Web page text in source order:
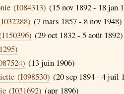
(I084313) (15 nov 1892 - 18 jan
(7 mars 1857 - 8 nov 1948)
(29 oct 1832 - 5 août 1892)
(13 juin 1906)
(I098530) (20 sep 1894 - 4 juil
(I031692) (apr 1896)